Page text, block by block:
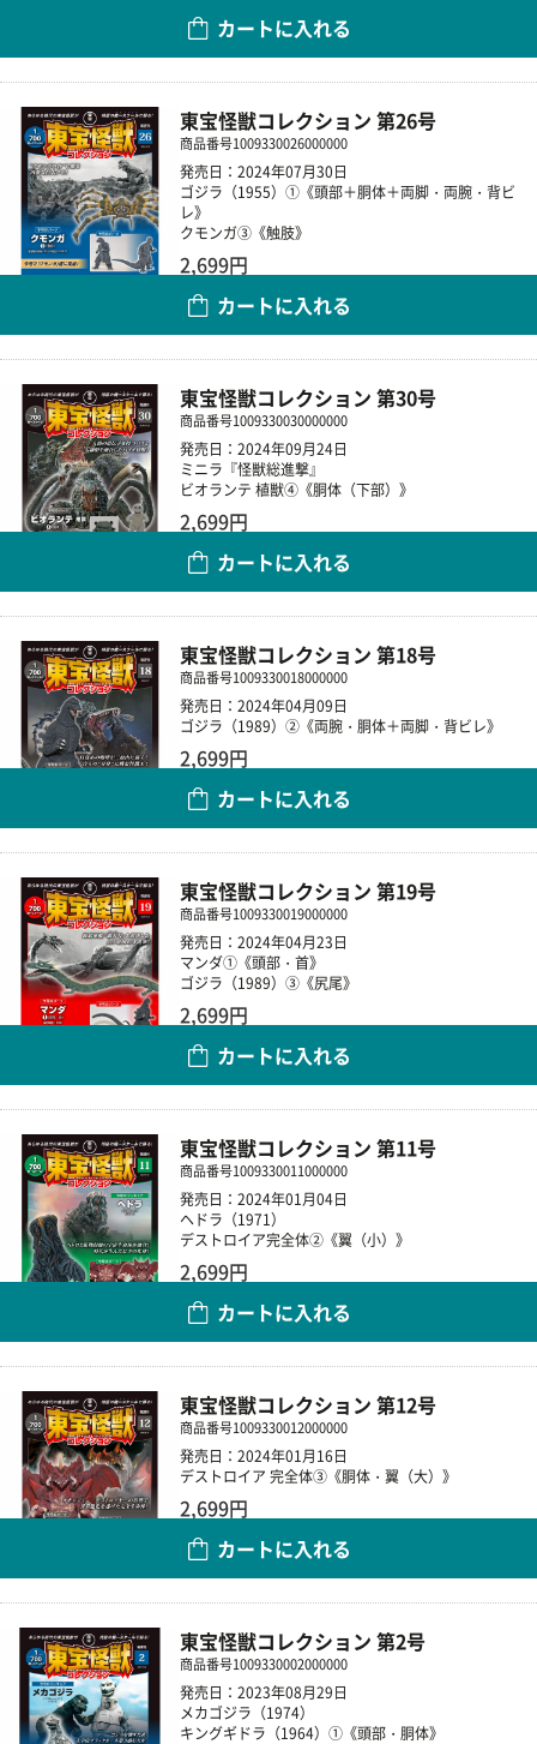
カートに入れる
東宝怪獣コレクション 第26号
商品番号1009330026000000
発売日：2024年07月30日
ゴジラ（1955）①《頭部＋胴体＋両脚・両腕・背ビ
レ》
クモンガ③《触肢》
2,699円
カートに入れる
東宝怪獣コレクション 第30号
商品番号1009330030000000
発売日：2024年09月24日
ミニラ『怪獣総進撃』
ビオランテ 植獣④《胴体（下部）》
2,699円
カートに入れる
東宝怪獣コレクション 第18号
商品番号1009330018000000
発売日：2024年04月09日
ゴジラ（1989）②《両腕・胴体＋両脚・背ビレ》
2,699円
カートに入れる
東宝怪獣コレクション 第19号
商品番号1009330019000000
発売日：2024年04月23日
マンダ①《頭部・首》
ゴジラ（1989）③《尻尾》
2,699円
カートに入れる
東宝怪獣コレクション 第11号
商品番号1009330011000000
発売日：2024年01月04日
ヘドラ（1971）
デストロイア完全体②《翼（小）》
2,699円
カートに入れる
東宝怪獣コレクション 第12号
商品番号1009330012000000
発売日：2024年01月16日
デストロイア 完全体③《胴体・翼（大）》
2,699円
カートに入れる
東宝怪獣コレクション 第2号
商品番号1009330002000000
発売日：2023年08月29日
メカゴジラ（1974）
キングギドラ（1964）①《頭部・胴体》